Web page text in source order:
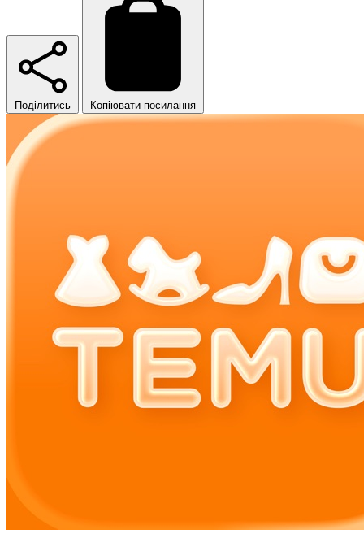
Поділитись Копіювати посилання